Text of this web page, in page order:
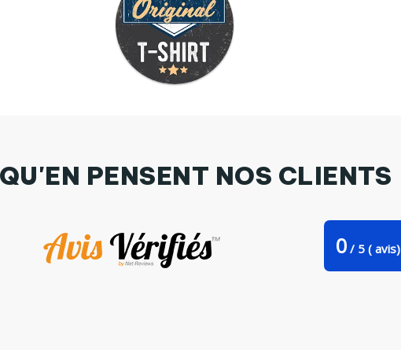
PENSENT NOS CLIENTS
0 / 5 ( avis)